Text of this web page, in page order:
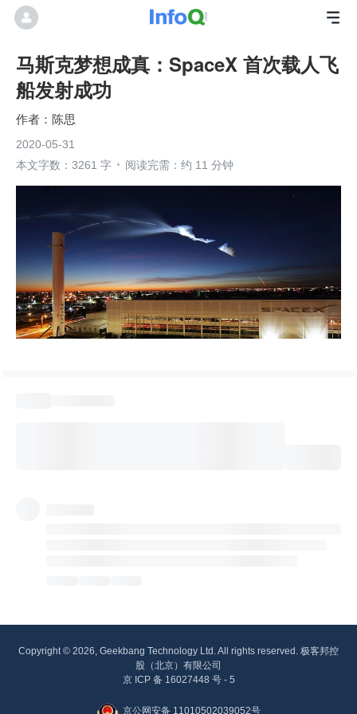
马斯克梦想成真：SpaceX 首次载人飞
船发射成功
陈思
2020-05-31
本文字数：3261 字
阅读完需：约 11 分钟
Copyright © 2026, Geekbang Technology Ltd. All rights reserved. 极客邦控
股（北京）有限公司
京 ICP 备 16027448 号 - 5
京公网安备 11010502039052号